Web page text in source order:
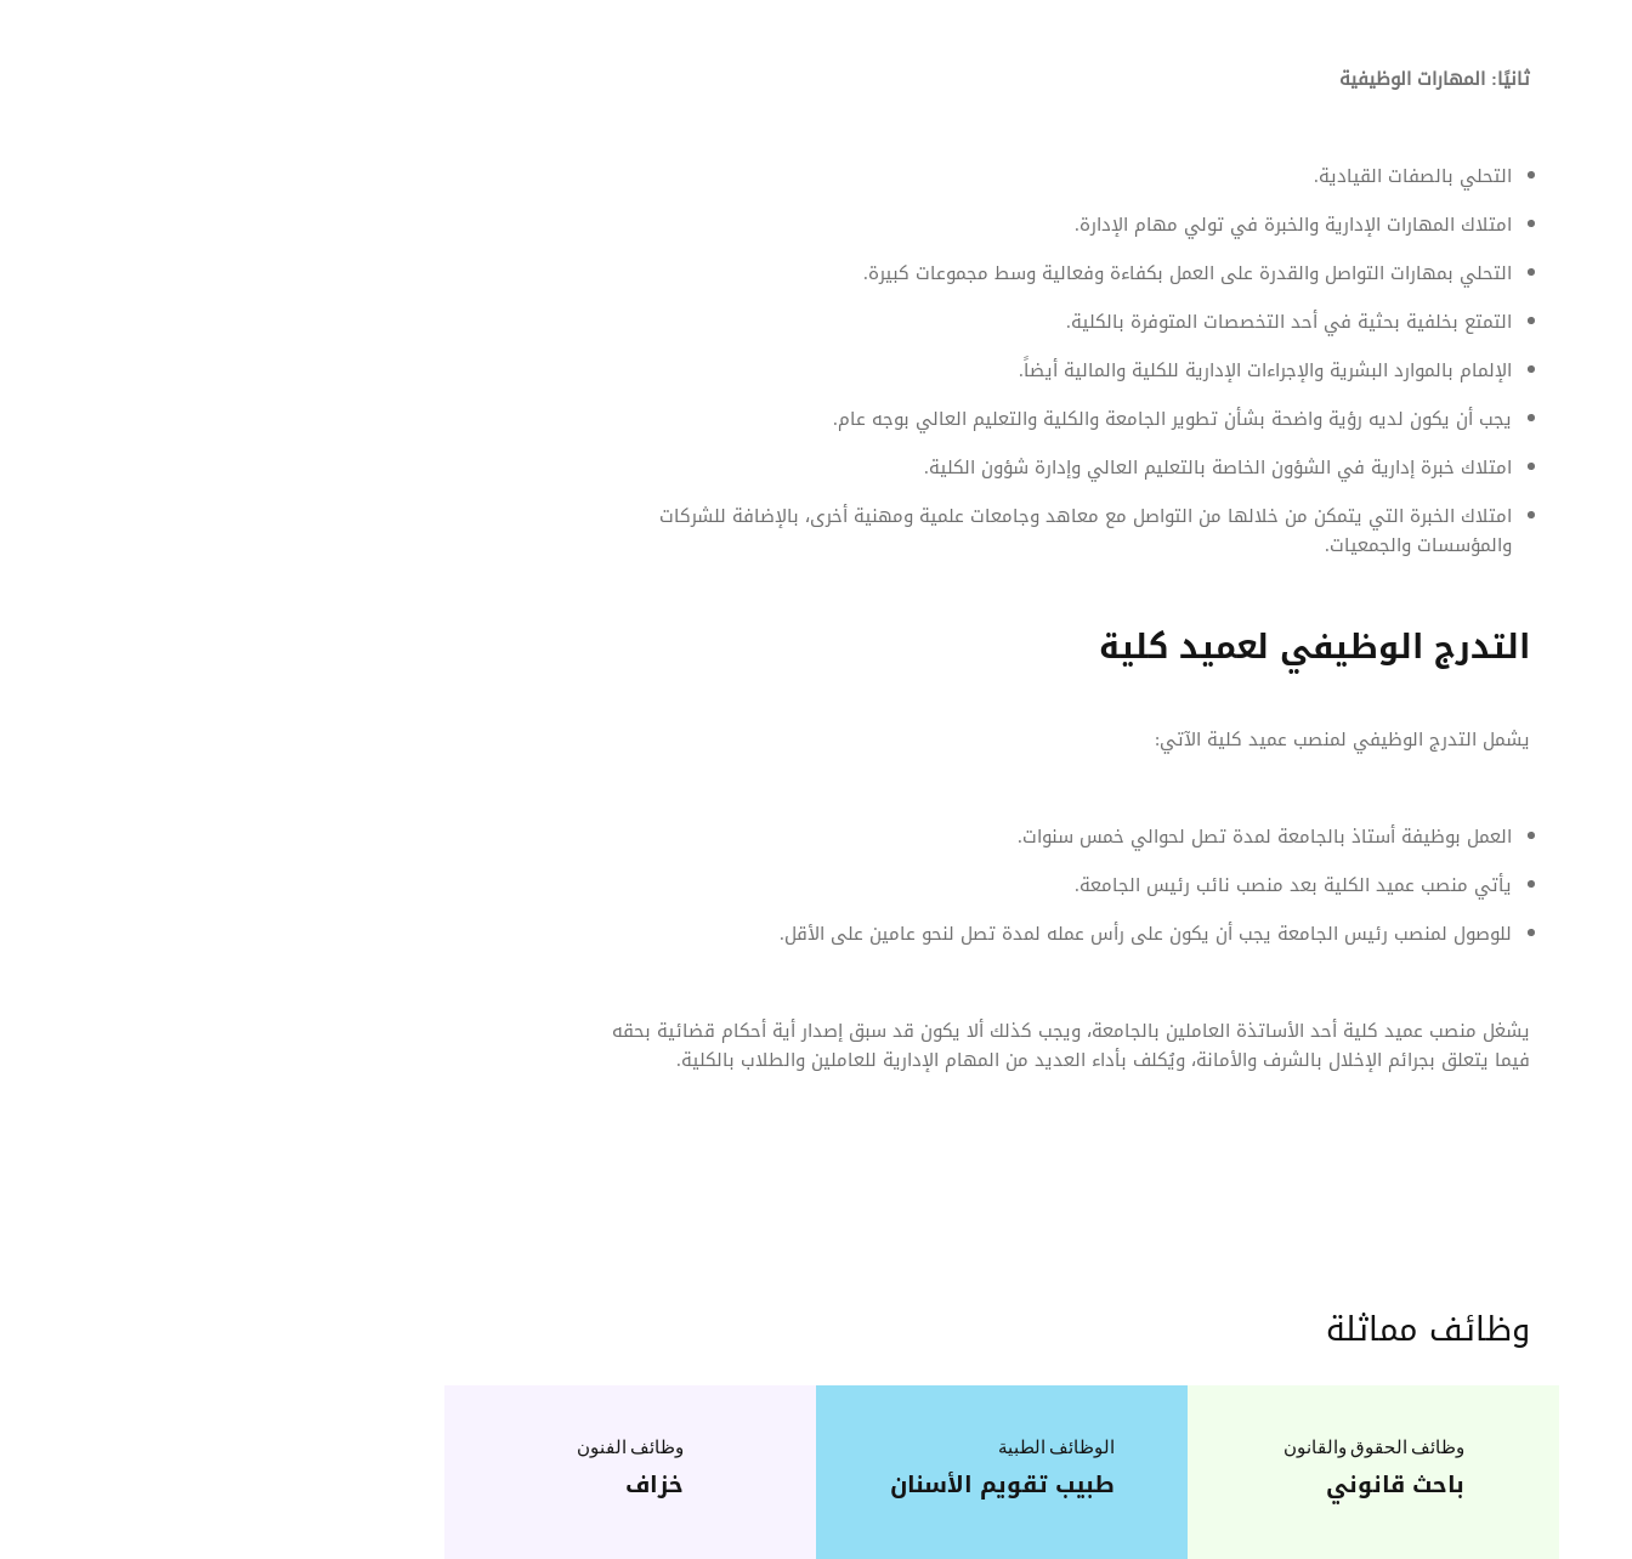
ثانيًا: المهارات الوظيفية
التحلي بالصفات القيادية.
امتلاك المهارات الإدارية والخبرة في تولي مهام الإدارة.
التحلي بمهارات التواصل والقدرة على العمل بكفاءة وفعالية وسط مجموعات كبيرة.
التمتع بخلفية بحثية في أحد التخصصات المتوفرة بالكلية.
الإلمام بالموارد البشرية والإجراءات الإدارية للكلية والمالية أيضاً.
يجب أن يكون لديه رؤية واضحة بشأن تطوير الجامعة والكلية والتعليم العالي بوجه عام.
امتلاك خبرة إدارية في الشؤون الخاصة بالتعليم العالي وإدارة شؤون الكلية.
امتلاك الخبرة التي يتمكن من خلالها من التواصل مع معاهد وجامعات علمية ومهنية أخرى، بالإضافة للشركات
والمؤسسات والجمعيات.
التدرج الوظيفي لعميد كلية
يشمل التدرج الوظيفي لمنصب عميد كلية الآتي:
العمل بوظيفة أستاذ بالجامعة لمدة تصل لحوالي خمس سنوات.
يأتي منصب عميد الكلية بعد منصب نائب رئيس الجامعة.
للوصول لمنصب رئيس الجامعة يجب أن يكون على رأس عمله لمدة تصل لنحو عامين على الأقل.
يشغل منصب عميد كلية أحد الأساتذة العاملين بالجامعة، ويجب كذلك ألا يكون قد سبق إصدار أية أحكام قضائية بحقه
فيما يتعلق بجرائم الإخلال بالشرف والأمانة، ويُكلف بأداء العديد من المهام الإدارية للعاملين والطلاب بالكلية.
وظائف مماثلة
وظائف الحقوق والقانون
باحث قانوني
الوظائف الطبية
طبيب تقويم الأسنان
وظائف الفنون
خزاف